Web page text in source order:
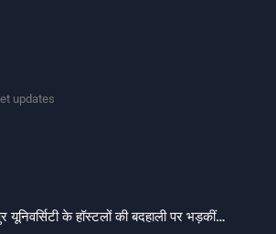
updates
यूनिवर्सिटी के हॉस्टलों की बदहाली पर भड़कीं…